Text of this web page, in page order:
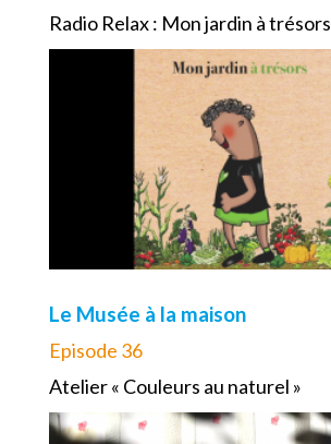
Radio Relax : Mon jardin à trésors
Le Musée à la maison
Episode 36
Atelier « Couleurs au naturel »